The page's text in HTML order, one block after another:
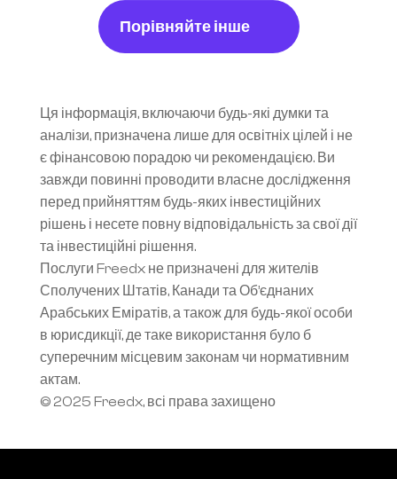
Порівняйте інше
Ця інформація, включаючи будь-які думки та
аналізи, призначена лише для освітніх цілей і не
є фінансовою порадою чи рекомендацією. Ви
завжди повинні проводити власне дослідження
перед прийняттям будь-яких інвестиційних
рішень і несете повну відповідальність за свої дії
та інвестиційні рішення.
Послуги Freedx не призначені для жителів
Сполучених Штатів, Канади та Об’єднаних
Арабських Еміратів, а також для будь-якої особи
в юрисдикції, де таке використання було б
суперечним місцевим законам чи нормативним
актам.
© 2025 Freedx, всі права захищено